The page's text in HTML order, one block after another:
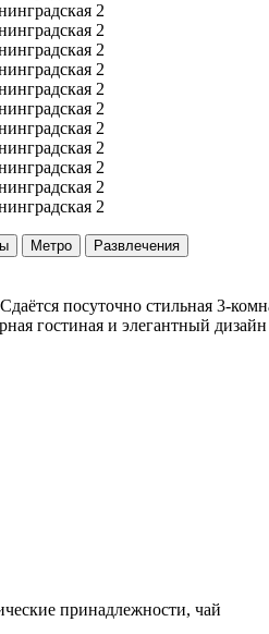
Метро Развлечения
посуточно стильная 3-
гостиная и элегантный
принадлежности, чай